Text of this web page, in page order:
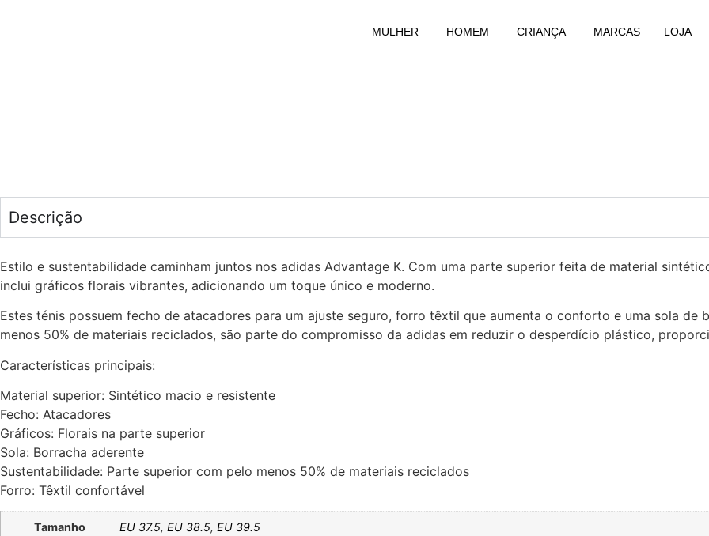
MULHER HOMEM CRIANÇA MARCAS LOJA
Descrição
Estilo e sustentabilidade caminham juntos nos adidas Advantage K. Com uma parte superior feita de material
inclui gráficos florais vibrantes, adicionando um toque único e moderno.
Estes ténis possuem fecho de atacadores para um ajuste seguro, forro têxtil que aumenta o conforto e uma sola
menos 50% de materiais reciclados, são parte do compromisso da adidas em reduzir o desperdício plástico,
Características principais:
Material superior: Sintético macio e resistente
Fecho: Atacadores
Gráficos: Florais na parte superior
Sola: Borracha aderente
Sustentabilidade: Parte superior com pelo menos 50% de materiais reciclados
Forro: Têxtil confortável
Tamanho EU 37.5, EU 38.5, EU 39.5